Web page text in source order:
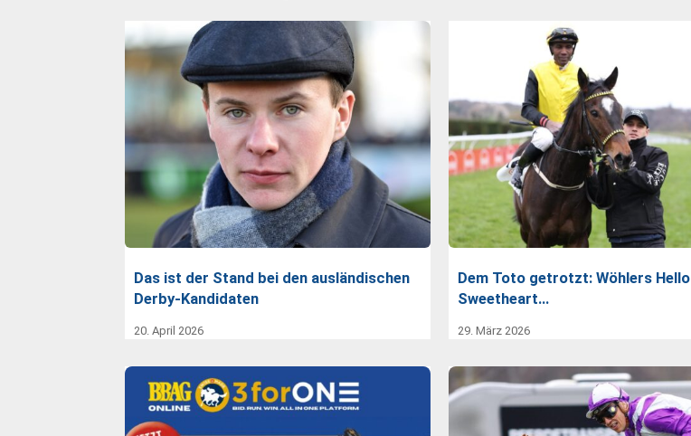
Das ist der Stand bei den ausländischen
Derby-Kandidaten
20. April 2026
Dem Toto getrotzt: Wöhlers Hello
Sweetheart…
29. März 2026